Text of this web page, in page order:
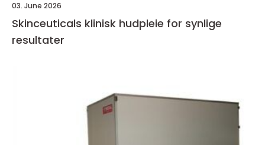
03. June 2026
Skinceuticals klinisk hudpleie for synlige
resultater